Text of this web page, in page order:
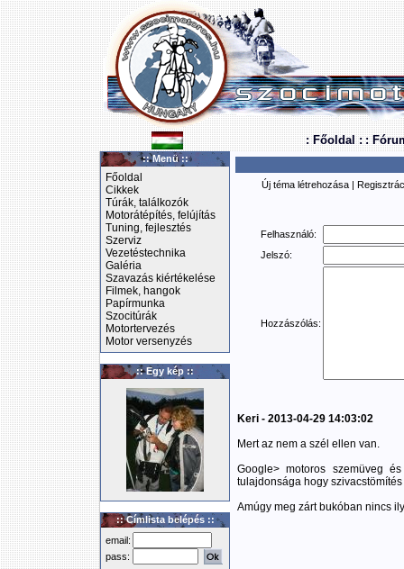
: Főoldal : :
:: Menü ::
Főoldal
Cikkek
Túrák, találkozók
Motorátépítés, felújítás
Tuning, fejlesztés
Szerviz
Vezetéstechnika
Galéria
Szavazás kiértékelése
Filmek, hangok
Papírmunka
Szocitúrák
Motortervezés
Motor versenyzés
:: Egy kép ::
:: Címlista belépés ::
email:
pass:
Új téma létrehozása |
Felhasználó:
Jelszó:
Hozzászólás:
Keri - 2013-04-29 14:03:02
Mert az nem a szél ellen van.
Google> motoros szemüveg
tulajdonsága hogy
Amúgy meg zárt bukóban nincs